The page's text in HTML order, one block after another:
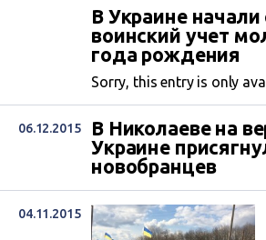
В Украине начали
воинский учет
года рождения
Sorry, this entry is only
06.12.2015
В Николаеве на
Украине
новобранцев
04.11.2015